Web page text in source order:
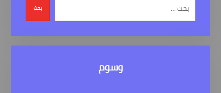
بحث
وسوم